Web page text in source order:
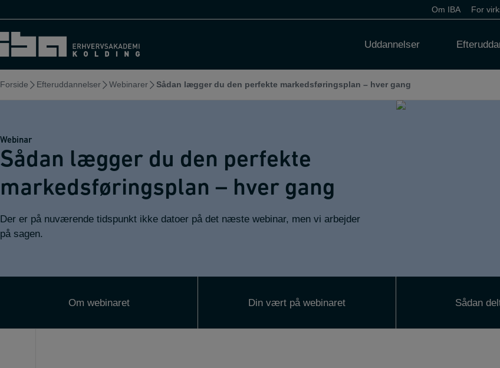
til
Om IBA For
Uddannelser
Forside Efteruddannelser Webinarer Sådan lægger du den perfekte markedsføringsplan – hver gang
Webinar
Sådan lægger du den perfekte
markedsføringsplan – hver gang
Der er på nuværende tidspunkt ikke datoer på det næste webinar, men vi arbejder
på sagen.
Om webinaret Din vært på webinaret Sådan